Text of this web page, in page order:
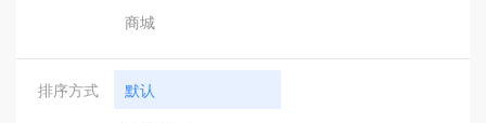
商城
排序方式 默认